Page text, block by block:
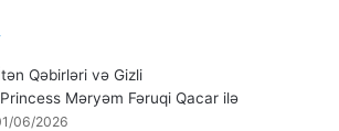
Qəbirləri və Gizli
Məryəm Fəruqi Qacar ilə
06/2026